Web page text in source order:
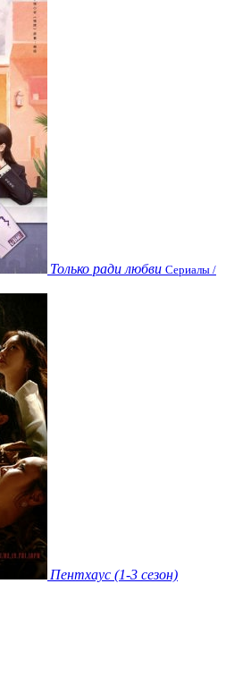
Только ради любви Сериалы /
Пентхаус (1-3 сезон)